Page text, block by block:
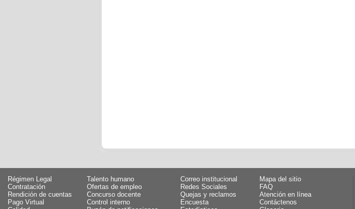
Régimen Legal
Talento humano
Contratación
Ofertas de empleo
Rendición de cuentas
Concurso docente
Pago Virtual
Control interno
Correo institucional
Mapa del sitio
Redes Sociales
FAQ
Quejas y reclamos
Atención en línea
Encuesta
Contáctenos